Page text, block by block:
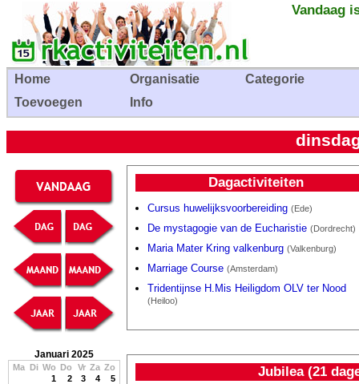
Vandaag
Home Organisatie
Categorie
Toevoegen
Info
Januari 2025
Ma Di Wo Do Vr Za Zo
1
2 3 4
5
Dagactiviteiten
Cursus huwelijksvoorbereiding (Ede)
De mystagogie van de Eucharistie (Dordrecht)
Maria Mater Kring valkenburg (Valkenburg)
Marriage Course (Amsterdam)
Tridentijnse H.Mis Heiligdom OLV ter Nood
(Heiloo)
Jubilea (21